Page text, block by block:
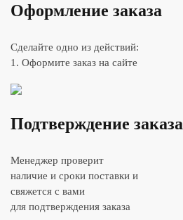
Оформление заказа
Сделайте одно из действий:
1. Оформите заказ на сайте
Подтверждение заказа
Менеджер проверит
наличие и сроки поставки и
свяжется с вами
для подтверждения заказа